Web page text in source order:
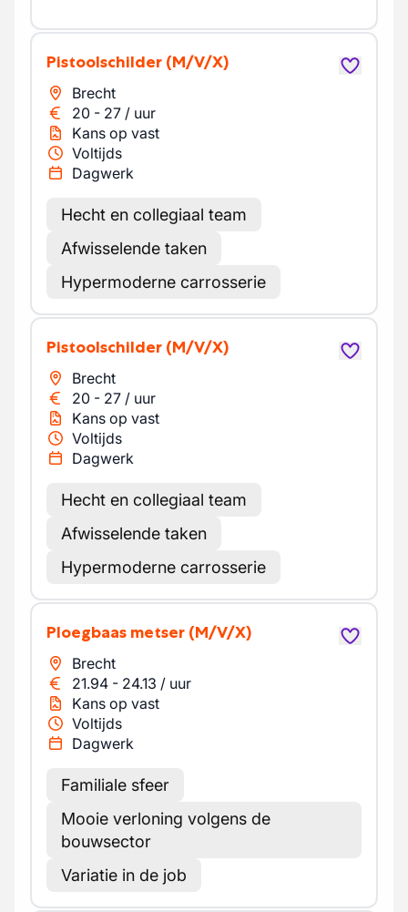
Pistoolschilder (M/V/X)
Brecht
20 - 27 / uur
Kans op vast
Voltijds
Dagwerk
Hecht en collegiaal team
Afwisselende taken
Hypermoderne carrosserie
Pistoolschilder (M/V/X)
Brecht
20 - 27 / uur
Kans op vast
Voltijds
Dagwerk
Hecht en collegiaal team
Afwisselende taken
Hypermoderne carrosserie
Ploegbaas metser (M/V/X)
Brecht
21.94 - 24.13 / uur
Kans op vast
Voltijds
Dagwerk
Familiale sfeer
Mooie verloning volgens de
bouwsector
Variatie in de job